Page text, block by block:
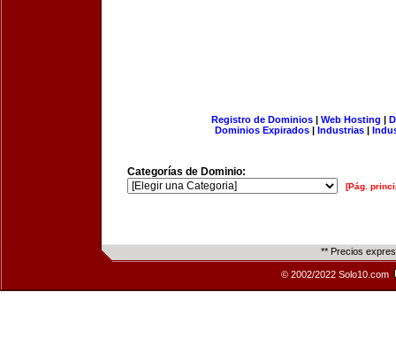
Registro de Dominios| Web Hosting |
Dominios Expirados | Industrias |
Categorías de Dominio:
[Pág.
** Precios
© 2002/2022 Solo10.com